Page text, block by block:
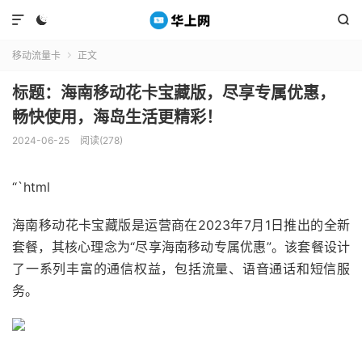
 

移动流量卡  正文
标题：海南移动花卡宝藏版，尽享专属优惠，
畅快使用，海岛生活更精彩！
2024-06-25 阅读(278)
“`html
海南移动花卡宝藏版是运营商在2023年7月1日推出的全新
套餐，其核心理念为“尽享海南移动专属优惠”。该套餐设计
了一系列丰富的通信权益，包括流量、语音通话和短信服
务。